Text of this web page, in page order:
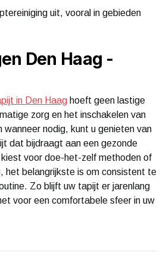
uit, vooral in gebieden
Den Haag -
in Den Haag hoeft geen lastige
zorg en het inschakelen van
wanneer nodig, kunt u genieten van
dat bijdraagt aan een gezonde
kiest voor doe-het-zelf methoden of
het belangrijkste is om consistent te
Zo blijft uw tapijt er jarenlang
voor een comfortabele sfeer in uw